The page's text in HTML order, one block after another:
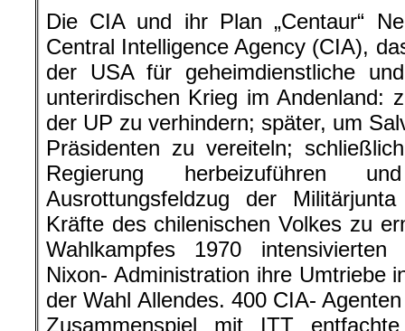
Die CIA und ihr Plan „Centaur“
Central Intelligence Agency (CIA),
der USA für geheimdienstliche
unterirdischen Krieg im Andenland:
der UP zu verhindern; später, um
Präsidenten zu vereiteln;
Regierung herbeizuführen
Ausrottungsfeldzug der
Kräfte des chilenischen Volkes zu
Wahlkampfes 1970
Nixon- Administration ihre Umtriebe
der Wahl Allendes. 400 CIA-
Zusammenspiel mit ITT